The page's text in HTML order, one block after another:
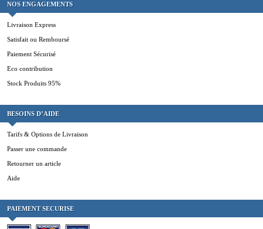
NOS ENGAGEMENTS
Livraison Express
Satisfait ou Remboursé
Paiement Sécurisé
Eco contribution
Stock Produits 95%
BESOINS D’AIDE
Tarifs & Options de Livraison
Passer une commande
Retourner un article
Aide
PAIEMENT SECURISE